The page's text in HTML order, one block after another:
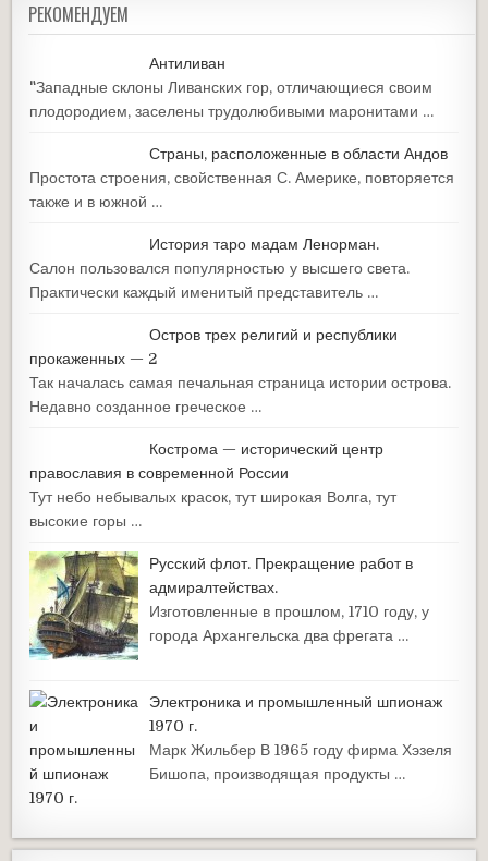
РЕКОМЕНДУЕМ
Антиливан
"Западные склоны Ливанских гор, отличающиеся своим
плодородием, заселены трудолюбивыми маронитами …
Страны, расположенные в области Андов
Простота строения, свойственная С. Америке, повторяется
также и в южной …
История таро мадам Ленорман.
Салон пользовался популярностью у высшего света.
Практически каждый именитый представитель …
Остров трех религий и республики
прокаженных — 2
Так началась самая печальная страница истории острова.
Недавно созданное греческое …
Кострома — исторический центр
православия в современной России
Тут небо небывалых красок, тут широкая Волга, тут
высокие горы …
Русский флот. Прекращение работ в
адмиралтействах.
Изготовленные в прошлом, 1710 году, у
города Архангельска два фрегата …
Электроника и промышленный шпионаж
1970 г.
Марк Жильбер В 1965 году фирма Хэзеля
Бишопа, производящая продукты …